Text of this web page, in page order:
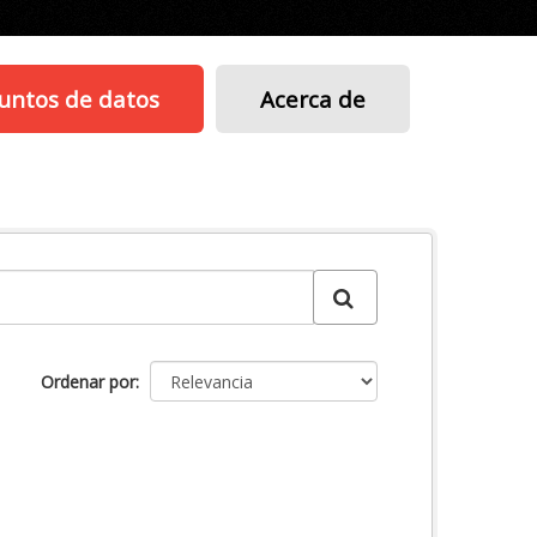
de datos Acerca de
Ordenar por